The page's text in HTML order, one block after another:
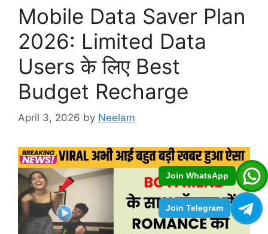
Join WhatsApp
Join Telegram
Mobile Data Saver Plan
2026: Limited Data
Users के लिए Best
Budget Recharge
April 3, 2026 by Neelam